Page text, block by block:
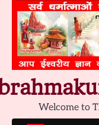
content
Welcome to